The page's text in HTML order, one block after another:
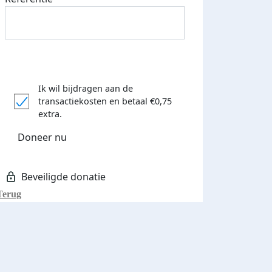
Ik wil bijdragen aan de
transactiekosten en betaal €0,75
extra.
Doneer nu